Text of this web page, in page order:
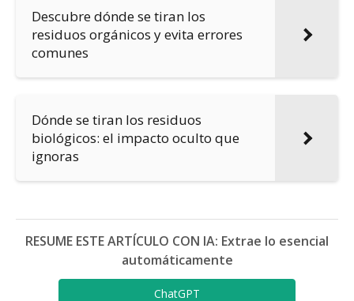
Descubre dónde se tiran los
residuos orgánicos y evita errores
comunes
Dónde se tiran los residuos
biológicos: el impacto oculto que
ignoras
RESUME ESTE ARTÍCULO CON IA: Extrae lo esencial
automáticamente
ChatGPT